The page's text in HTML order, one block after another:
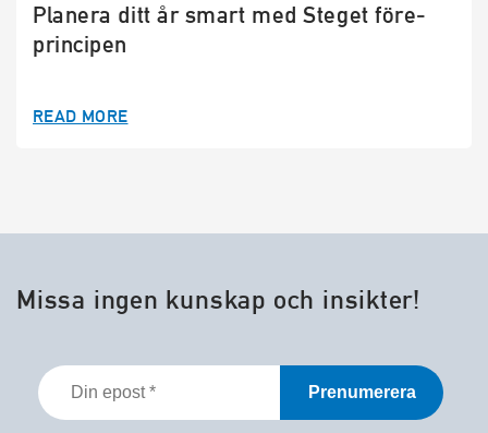
Planera ditt år smart med Steget före-
principen
READ MORE
Missa ingen kunskap och insikter!
Din
epost